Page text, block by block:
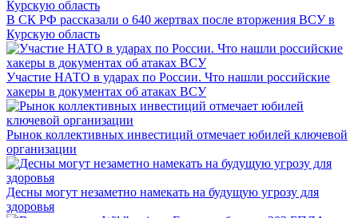
В СК РФ рассказали о 640 жертвах после вторжения ВСУ в
Курскую область
Участие НАТО в ударах по России. Что нашли российские
хакеры в документах об атаках ВСУ
Рынок коллективных инвестиций отмечает юбилей ключевой
организации
Десны могут незаметно намекать на будущую угрозу для
здоровья